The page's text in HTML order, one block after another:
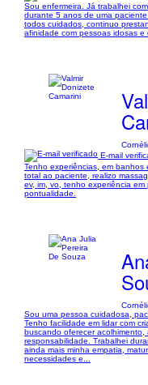
Sou enfermeira. Já trabalhei
durante 5 anos de uma
todos cuidados, continuo
afinidade com pessoas idosas e
E-mail
Tenho experiências, em banhos
total ao paciente, realizo
ev, im, vo, tenho experiência
pontualidade.
Sou uma pessoa cuidadosa,
Tenho facilidade em lidar com
buscando oferecer
responsabilidade. Trabalhei
ainda mais minha empatia,
necessidades e...